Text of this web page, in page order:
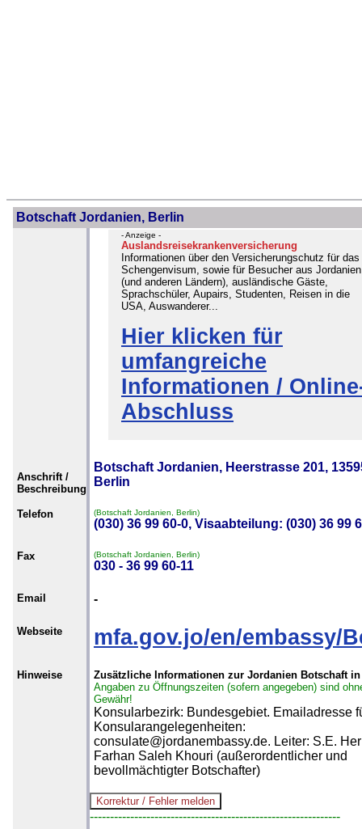
Botschaft Jordanien, Berlin
- Anzeige -
Auslandsreisekrankenversicherung
Informationen über den Versicherungschutz für das
Schengenvisum, sowie für Besucher aus Jordanien
(und anderen Ländern), ausländische Gäste,
Sprachschüler, Aupairs, Studenten, Reisen in die
USA, Auswanderer...
Hier klicken für
umfangreiche
Informationen /
Abschluss
Anschrift /
Beschreibung
Botschaft Jordanien, Heerstrasse 201,
Berlin
Telefon (Botschaft Jordanien, Berlin)
(030) 36 99 60-0, Visaabteilung: (030) 36 99
Fax (Botschaft Jordanien, Berlin)
030 - 36 99 60-11
Email -
Webseite mfa.gov.jo/en/embassy/
Hinweise
Zusätzliche Informationen zur Jordanien Botschaft
Angaben zu Öffnungszeiten (sofern angegeben) sind
Gewähr!
Konsularbezirk: Bundesgebiet. Emailadresse
Konsularangelegenheiten:
consulate@jordanembassy.de. Leiter: S.E.
Farhan Saleh Khouri (außerordentlicher und
bevollmächtigter Botschafter)
--------------------------------------------------------------